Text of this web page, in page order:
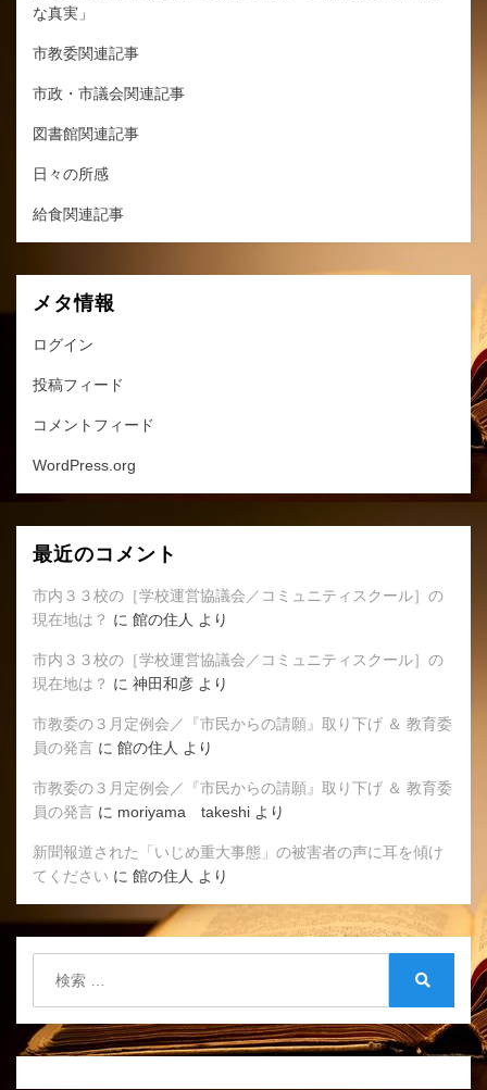
な真実」
市教委関連記事
市政・市議会関連記事
図書館関連記事
日々の所感
給食関連記事
メタ情報
ログイン
投稿フィード
コメントフィード
WordPress.org
最近のコメント
市内３３校の［学校運営協議会／コミュニティスクール］の
現在地は？ に 館の住人 より
市内３３校の［学校運営協議会／コミュニティスクール］の
現在地は？ に 神田和彦 より
市教委の３月定例会／『市民からの請願』取り下げ ＆ 教育委
員の発言 に 館の住人 より
市教委の３月定例会／『市民からの請願』取り下げ ＆ 教育委
員の発言 に moriyama takeshi より
新聞報道された「いじめ重大事態」の被害者の声に耳を傾け
てください に 館の住人 より